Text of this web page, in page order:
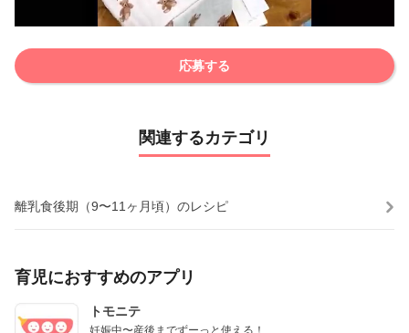
応募する
関連するカテゴリ
離乳食後期（9〜11ヶ月頃）のレシピ
育児におすすめのアプリ
トモニテ
妊娠中〜産後までずーっと使える！